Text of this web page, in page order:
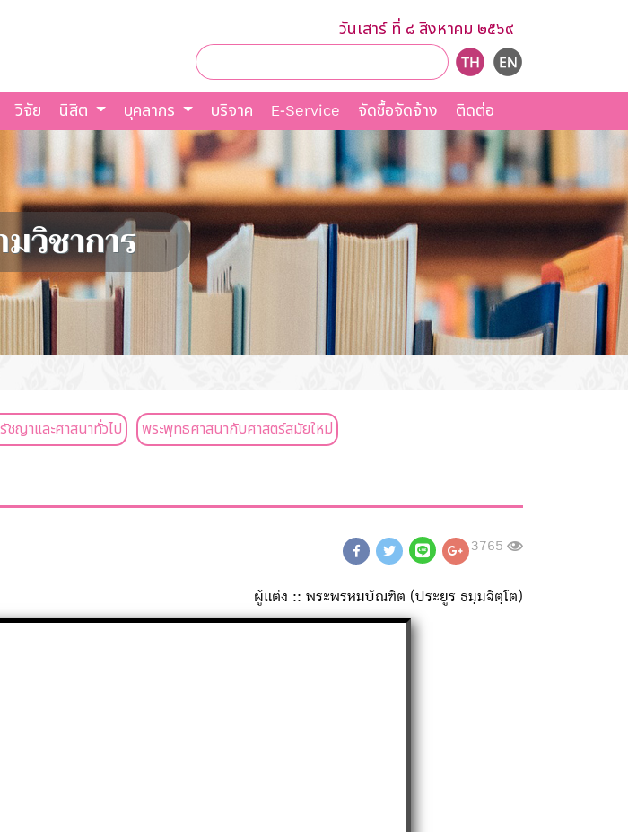
วันเสาร์ ที่ ๘ สิงหาคม ๒๕๖๙
วิจัย นิสิต บุคลากร บริจาค E-Service จัดชื้อจัดจ้าง ติดต่อ
วิชาการ
ชญาและศาสนาทั่วไป พระพุทธศาสนากับศาสตร์สมัยใหม่
3765
ผู้แต่ง :: พระพรหมบัณฑิต (ประยูร ธมฺมจิตฺโต)